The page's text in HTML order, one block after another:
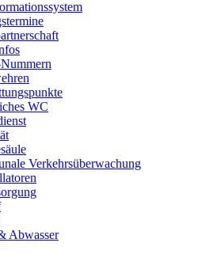
WC
Verkehrsüberwachung
Abwasser